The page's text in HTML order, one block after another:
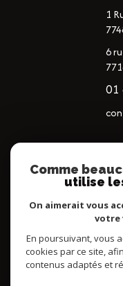
1
6
01
Comme
utilise
On aimerait vous
votre
En poursuivant, vous
cookies par ce site,
contenus adaptés et